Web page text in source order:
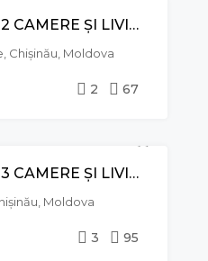
CHIRIE
APARTAMENT CU 2 CAMERE ȘI LIVING, BD. RENAȘTERII NAȚIONALE, CENTRU
Chișinău, Moldova
2 67
VÂNZARE EXCLUSIVE
APARTAMENT CU 3 CAMERE ȘI LIVING, STR CIOCÂRLIEI, TELECENTRU
Moldova
3 95